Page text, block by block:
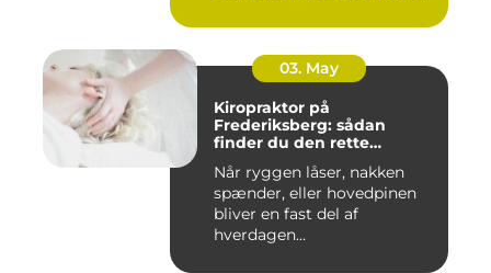
03. May
Kiropraktor på
Frederiksberg: sådan
finder du den rette
Når ryggen låser, nakken
spænder, eller hovedpinen
bliver en fast del af
hverdagen...